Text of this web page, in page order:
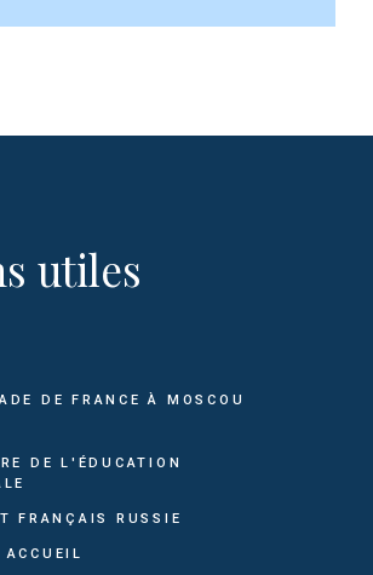
utiles
DE FRANCE À MOSCOU
DE L'ÉDUCATION
FRANÇAIS RUSSIE
ACCUEIL